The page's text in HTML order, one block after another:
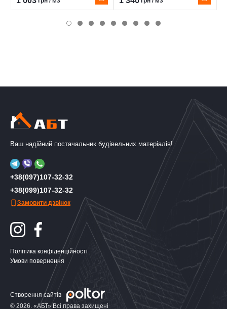
Ваш надійний постачальник будівельних матеріалів!
+38(097)107-32-32
+38(099)107-32-32
Замовити дзвінок
Політика конфіденційності
Умови повернення
Створення сайтів
© 2026. «АБТ» Всі права захищені